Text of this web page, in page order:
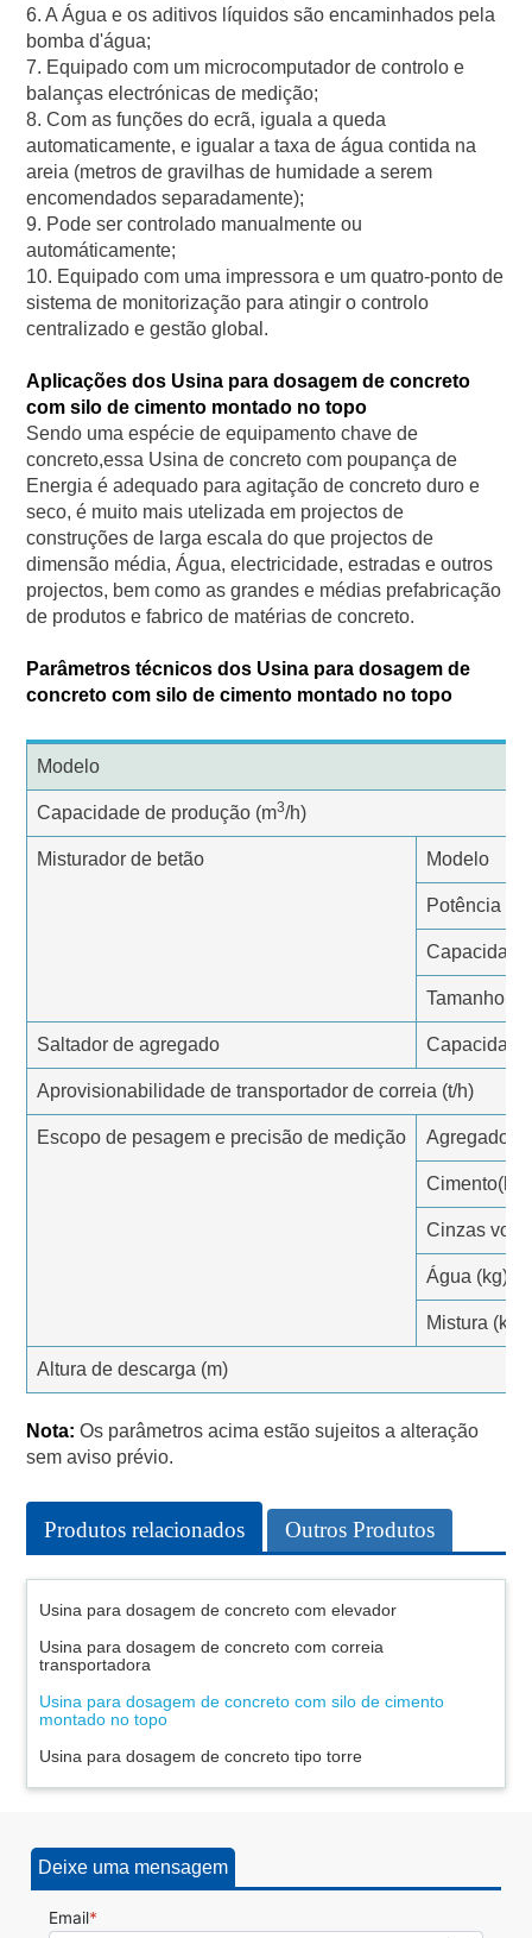
6. A Água e os aditivos líquidos são encaminhados pela
bomba d'água;
7. Equipado com um microcomputador de controlo e
balanças electrónicas de medição;
8. Com as funções do ecrã, iguala a queda
automaticamente, e igualar a taxa de água contida na
areia (metros de gravilhas de humidade a serem
encomendados separadamente);
9. Pode ser controlado manualmente ou
automáticamente;
10. Equipado com uma impressora e um quatro-ponto de
sistema de monitorização para atingir o controlo
centralizado e gestão global.
Aplicações dos Usina para dosagem de concreto
com silo de cimento montado no topo
Sendo uma espécie de equipamento chave de
concreto,essa Usina de concreto com poupança de
Energia é adequado para agitação de concreto duro e
seco, é muito mais utelizada em projectos de
construções de larga escala do que projectos de
dimensão média, Água, electricidade, estradas e outros
projectos, bem como as grandes e médias prefabricação
de produtos e fabrico de matérias de concreto.
Parâmetros técnicos dos Usina para dosagem de
concreto com silo de cimento montado no topo
Modelo
Capacidade de produção (m3/h)
Misturador de betão Modelo
Potência
Tamanho
Saltador de agregado
Aprovisionabilidade de transportador de correia (t/h)
Escopo de pesagem e precisão de medição Agregado
Cimento(kg)
Cinzas
Água (kg)
Mistura (kg)
Altura de descarga (m)
Nota: Os parâmetros acima estão sujeitos a alteração
sem aviso prévio.
Produtos relacionados Outros Produtos
Usina para dosagem de concreto com elevador
Usina para dosagem de concreto com correia
transportadora
Usina para dosagem de concreto com silo de cimento
montado no topo
Usina para dosagem de concreto tipo torre
Deixe uma mensagem